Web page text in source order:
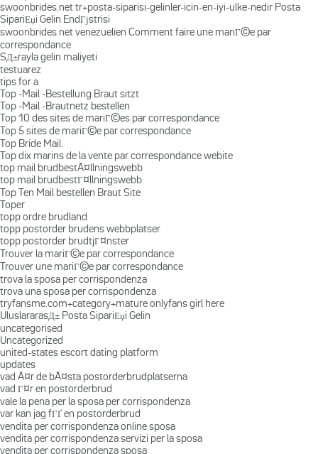
swoonbrides.net tr+posta-siparisi-gelinler-icin-en-iyi-ulke-nedir Posta
SipariЕџi Gelin EndГјstrisi
swoonbrides.net venezuelien Comment faire une mariГ©e par
correspondance
SД±rayla gelin maliyeti
testuarez
tips for a
Top -Mail -Bestellung Braut sitzt
Top -Mail -Brautnetz bestellen
Top 10 des sites de mariГ©es par correspondance
Top 5 sites de mariГ©e par correspondance
Top Bride Mail.
Top dix marins de la vente par correspondance webite
top mail brudbestÃ¤llningswebb
top mail brudbestГ¤llningswebb
Top Ten Mail bestellen Braut Site
Toper
topp ordre brudland
topp postorder brudens webbplatser
topp postorder brudtjГ¤nster
Trouver la mariГ©e par correspondance
Trouver une mariГ©e par correspondance
trova la sposa per corrispondenza
trova una sposa per corrispondenza
tryfansme.com+category+mature onlyfans girl here
UluslararasД± Posta SipariЕџi Gelin
uncategorised
Uncategorized
united-states escort dating platform
updates
vad Ã¤r de bÃ¤sta postorderbrudplatserna
vad Г¤r en postorderbrud
vale la pena per la sposa per corrispondenza
var kan jag fГҐ en postorderbrud
vendita per corrispondenza online sposa
vendita per corrispondenza servizi per la sposa
vendita per corrispondenza sposa